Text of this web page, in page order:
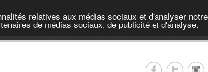
relatives aux médias sociaux et d'analyser notre
de médias sociaux, de publicité et d'analyse.